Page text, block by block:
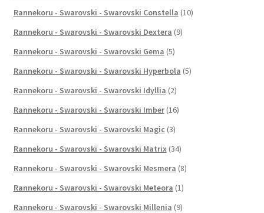
Rannekoru - Swarovski - Swarovski Constella (10)
Rannekoru - Swarovski - Swarovski Dextera (9)
Rannekoru - Swarovski - Swarovski Gema (5)
Rannekoru - Swarovski - Swarovski Hyperbola (5)
Rannekoru - Swarovski - Swarovski Idyllia (2)
Rannekoru - Swarovski - Swarovski Imber (16)
Rannekoru - Swarovski - Swarovski Magic (3)
Rannekoru - Swarovski - Swarovski Matrix (34)
Rannekoru - Swarovski - Swarovski Mesmera (8)
Rannekoru - Swarovski - Swarovski Meteora (1)
Rannekoru - Swarovski - Swarovski Millenia (9)